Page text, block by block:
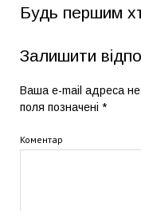
Будь першим
Залишити
Ваша e-mail адреса
поля позначені *
Коментар